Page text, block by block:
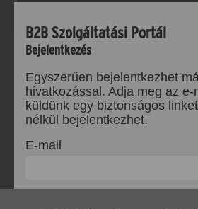
B2B Szolgáltatási Portál
Bejelentkezés
Egyszerűen bejelentkezhet
hivatkozással. Adja meg az
küldünk egy biztonságos
nélkül bejelentkezhet.
E-mail